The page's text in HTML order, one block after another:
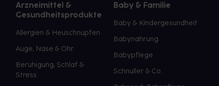
Arzneimittel &
Gesundheitsprodukte
Allergien & Heuschnupfen
Auge, Nase & Ohr
Beruhigung, Schlaf &
Stress
Baby & Familie
Baby & Kindergesundheit
Babynahrung
Babypflege
Schnuller & Co.